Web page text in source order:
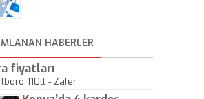
HABERLER
fiyatları
110tl - Zafer